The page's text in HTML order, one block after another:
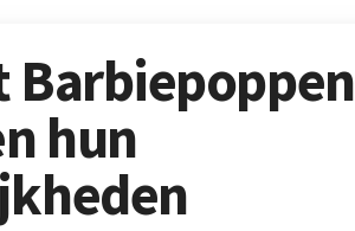
Barbiepoppen
hun